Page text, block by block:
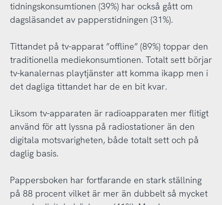
tidningskonsumtionen (39%) har också gått om
dagsläsandet av papperstidningen (31%).
Tittandet på tv-apparat ”offline” (89%) toppar den
traditionella mediekonsumtionen. Totalt sett börjar
tv-kanalernas playtjänster att komma ikapp men i
det dagliga tittandet har de en bit kvar.
Liksom tv-apparaten är radioapparaten mer flitigt
använd för att lyssna på radiostationer än den
digitala motsvarigheten, både totalt sett och på
daglig basis.
Pappersboken har fortfarande en stark ställning
på 88 procent vilket är mer än dubbelt så mycket